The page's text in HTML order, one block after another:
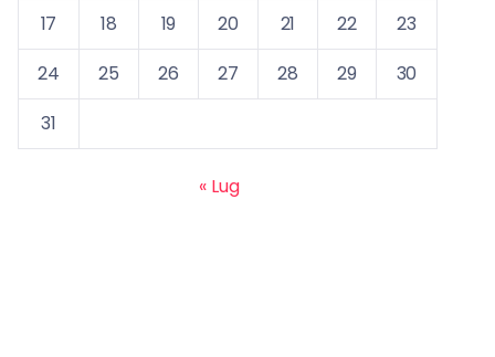
17
18 19 20 21 22
23
24
25 26 27 28 29
30
31
« Lug